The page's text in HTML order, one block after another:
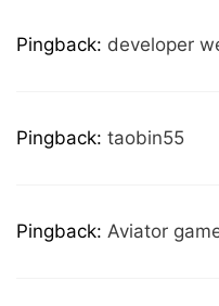
Pingback: developer
Pingback: taobin55
Pingback: Aviator